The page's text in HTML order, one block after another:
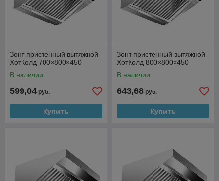
Зонт пристенный вытяжной
ХотКолд 700×800×450
В наличии
599,04 руб.
Купить
Зонт пристенный вытяжной
ХотКолд 800×800×450
В наличии
643,68 руб.
Купить